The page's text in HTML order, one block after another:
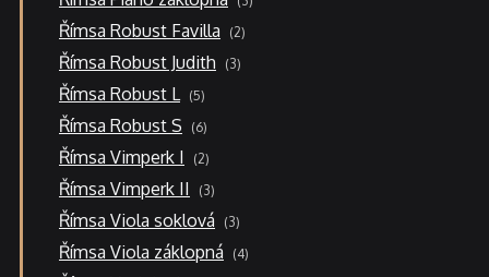
produkty
Římsa Robust Favilla 22
produkty
Římsa Robust Judith 33
produkty
Římsa Robust L 55
produktů
Římsa Robust S 66
produktů
Římsa Vimperk I 22
produkty
Římsa Vimperk II 33
produkty
Římsa Viola soklová 33
produkty
Římsa Viola záklopná 44
produkty